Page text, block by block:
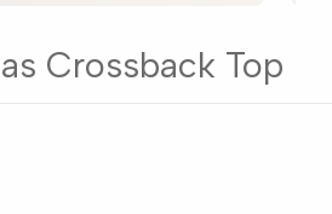
Crossback Top